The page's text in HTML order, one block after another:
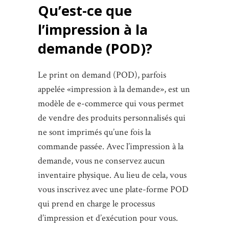
Qu’est-ce que
l’impression à la
demande (POD)?
Le print on demand (POD), parfois
appelée «impression à la demande», est un
modèle de e-commerce qui vous permet
de vendre des produits personnalisés qui
ne sont imprimés qu’une fois la
commande passée. Avec l’impression à la
demande, vous ne conservez aucun
inventaire physique. Au lieu de cela, vous
vous inscrivez avec une plate-forme POD
qui prend en charge le processus
d’impression et d’exécution pour vous.